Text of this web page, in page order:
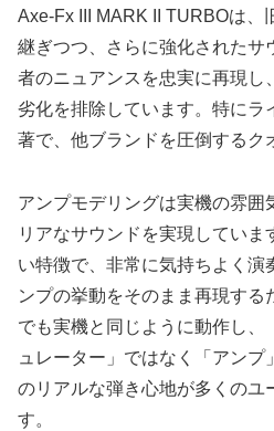
Axe-Fx III MARK II TURBOは、
継ぎつつ、さらに強化されたサ
者のニュアンスを忠実に再現し
劣化を排除しています。特にラ
著で、他ブランドを圧倒するク
アンプモデリングは実機の雰囲
リアなサウンドを実現していま
い特徴で、非常に気持ちよく演
ンプの挙動をそのまま再現す
でも実機と同じように動作し、
ュレーター」ではなく「アンプ
のリアルな弾き心地が多くのユ
す。